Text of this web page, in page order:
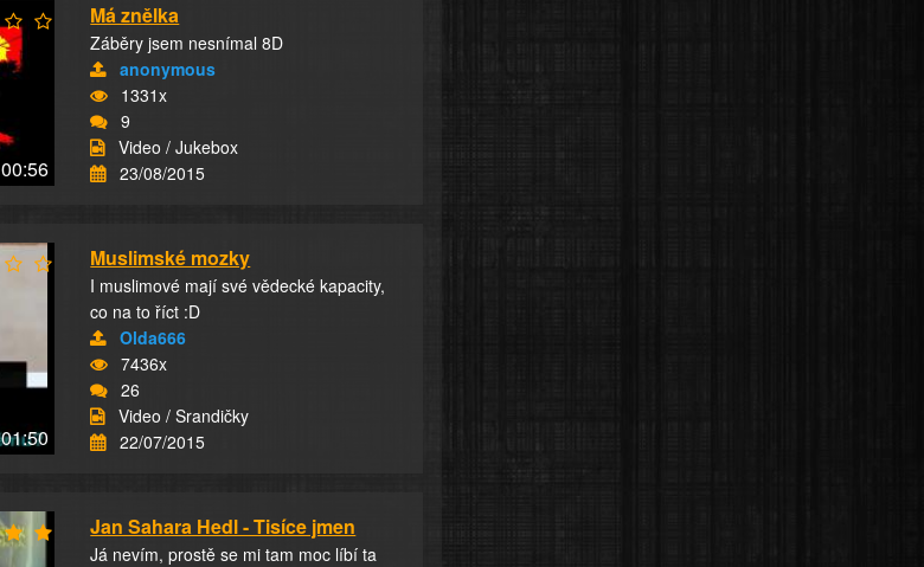
00:56
Má znělka
Záběry jsem nesnímal 8D
anonymous
1331x
9
Video / Jukebox
23/08/2015
01:50
Muslimské mozky
I muslimové mají své vědecké kapacity,
co na to říct :D
Olda666
7436x
26
Video / Srandičky
22/07/2015
Jan Sahara Hedl - Tisíce jmen
Já nevím, prostě se mi tam moc líbí ta